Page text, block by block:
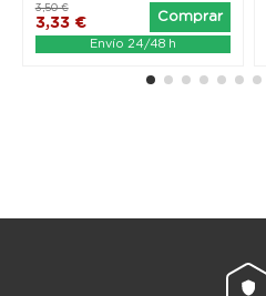
3,33 €
3,50 €
Comprar
Envío 24/48 h